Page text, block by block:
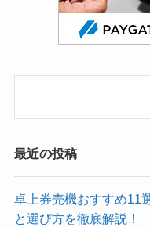
最近の投稿
卓上券売機おすすめ11
と選び方を徹底解説！